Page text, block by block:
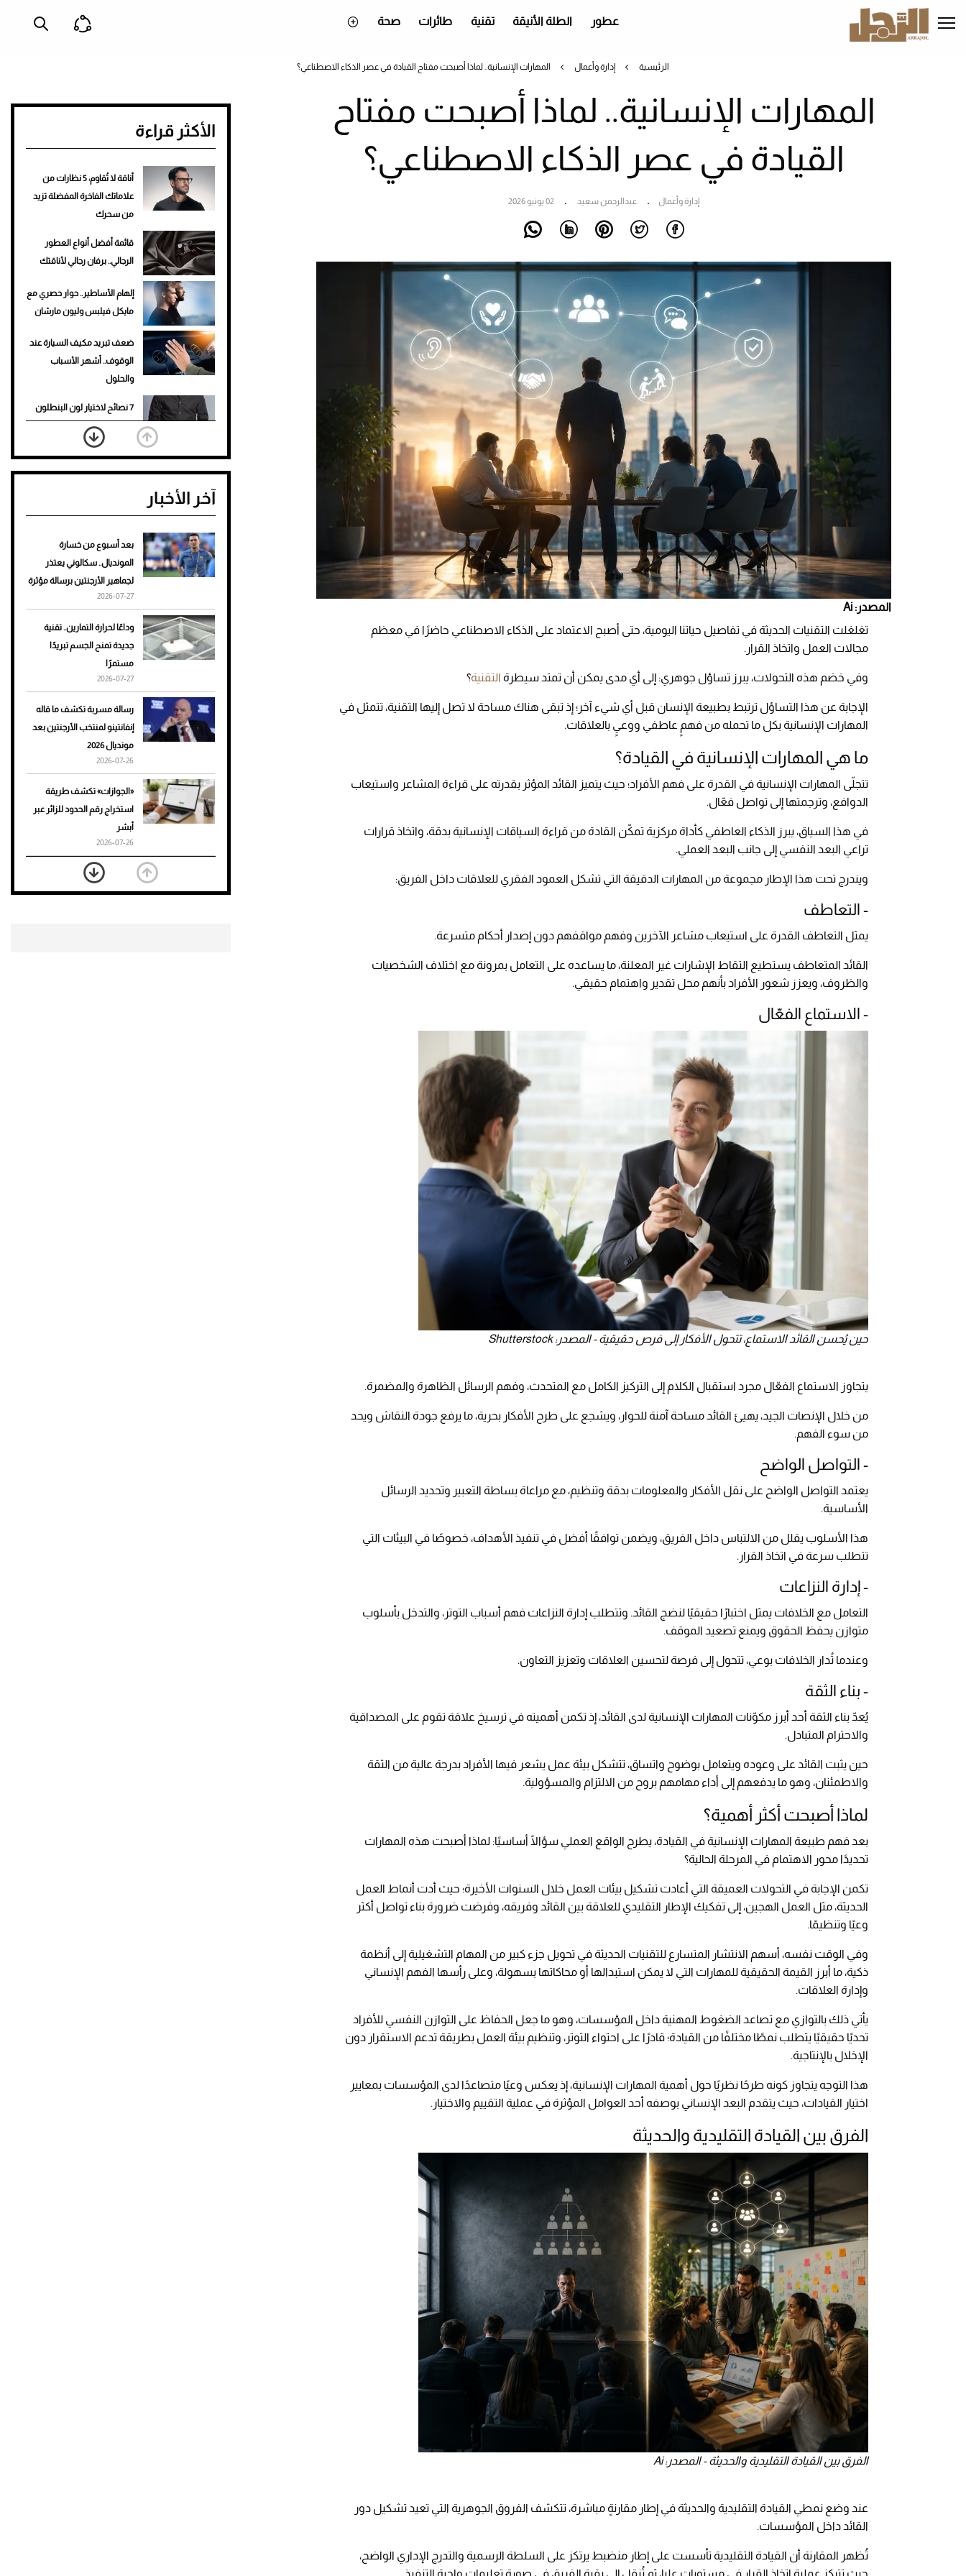
إلى
المحتوى
عطور الطلة الأنيقة تقنية طائرات صحة
الرئيسية إدارة وأعمال المهارات الإنسانية.. لماذا أصبحت مفتاح القيادة في عصر الذكاء الاصطناعي؟
المهارات الإنسانية.. لماذا أصبحت مفتاح
القيادة في عصر الذكاء الاصطناعي؟
إدارة وأعمال عبدالرحمن سعيد 02 يونيو 2026
المصدر: Ai
تغلغلت التقنيات الحديثة في تفاصيل حياتنا اليومية، حتى أصبح الاعتماد على الذكاء الاصطناعي حاضرًا في معظم
مجالات العمل واتخاذ القرار.
وفي خضم هذه التحولات، يبرز تساؤل جوهري: إلى أي مدى يمكن أن تمتد سيطرة التقنية؟
الإجابة عن هذا التساؤل ترتبط بطبيعة الإنسان قبل أي شيء آخر؛ إذ تبقى هناك مساحة لا تصل إليها التقنية، تتمثل في
المهارات الإنسانية بكل ما تحمله من فهمٍ عاطفي ووعيٍ بالعلاقات.
ما هي المهارات الإنسانية في القيادة؟
تتجلّى المهارات الإنسانية في القدرة على فهم الأفراد؛ حيث يتميز القائد المؤثر بقدرته على قراءة المشاعر واستيعاب
الدوافع، وترجمتها إلى تواصل فعّال.
في هذا السياق، يبرز الذكاء العاطفي كأداة مركزية تمكّن القادة من قراءة السياقات الإنسانية بدقة، واتخاذ قرارات
تراعي البعد النفسي إلى جانب البعد العملي.
ويندرج تحت هذا الإطار مجموعة من المهارات الدقيقة التي تشكل العمود الفقري للعلاقات داخل الفريق:
- التعاطف
يمثل التعاطف القدرة على استيعاب مشاعر الآخرين وفهم مواقفهم دون إصدار أحكام متسرعة.
القائد المتعاطف يستطيع التقاط الإشارات غير المعلنة، ما يساعده على التعامل بمرونة مع اختلاف الشخصيات
والظروف، ويعزز شعور الأفراد بأنهم محل تقدير واهتمام حقيقي.
- الاستماع الفعّال
حين يُحسن القائد الاستماع، تتحول الأفكار إلى فرص حقيقية - المصدر: Shutterstock
يتجاوز الاستماع الفعّال مجرد استقبال الكلام إلى التركيز الكامل مع المتحدث، وفهم الرسائل الظاهرة والمضمرة.
من خلال الإنصات الجيد، يهيئ القائد مساحة آمنة للحوار، ويشجع على طرح الأفكار بحرية، ما يرفع جودة النقاش ويحد
من سوء الفهم.
- التواصل الواضح
يعتمد التواصل الواضح على نقل الأفكار والمعلومات بدقة وتنظيم، مع مراعاة بساطة التعبير وتحديد الرسائل
الأساسية.
هذا الأسلوب يقلل من الالتباس داخل الفريق، ويضمن توافقًا أفضل في تنفيذ الأهداف، خصوصًا في البيئات التي
تتطلب سرعة في اتخاذ القرار.
- إدارة النزاعات
التعامل مع الخلافات يمثل اختبارًا حقيقيًا لنضج القائد. وتتطلب إدارة النزاعات فهم أسباب التوتر، والتدخل بأسلوب
متوازن يحفظ الحقوق ويمنع تصعيد الموقف.
وعندما تُدار الخلافات بوعي، تتحول إلى فرصة لتحسين العلاقات وتعزيز التعاون.
- بناء الثقة
يُعدّ بناء الثقة أحد أبرز مكوّنات المهارات الإنسانية لدى القائد، إذ تكمن أهميته في ترسيخ علاقة تقوم على المصداقية
والاحترام المتبادل.
حين يثبت القائد على وعوده ويتعامل بوضوح واتساق، تتشكل بيئة عمل يشعر فيها الأفراد بدرجة عالية من الثقة
والاطمئنان، وهو ما يدفعهم إلى أداء مهامهم بروح من الالتزام والمسؤولية.
لماذا أصبحت أكثر أهمية؟
بعد فهم طبيعة المهارات الإنسانية في القيادة، يطرح الواقع العملي سؤالًا أساسيًا: لماذا أصبحت هذه المهارات
تحديدًا محور الاهتمام في المرحلة الحالية؟
تكمن الإجابة في التحولات العميقة التي أعادت تشكيل بيئات العمل خلال السنوات الأخيرة؛ حيث أدت أنماط العمل
الحديثة، مثل العمل الهجين، إلى تفكيك الإطار التقليدي للعلاقة بين القائد وفريقه، وفرضت ضرورة بناء تواصل أكثر
وعيًا وتنظيمًا.
وفي الوقت نفسه، أسهم الانتشار المتسارع للتقنيات الحديثة في تحويل جزء كبير من المهام التشغيلية إلى أنظمة
ذكية، ما أبرز القيمة الحقيقية للمهارات التي لا يمكن استبدالها أو محاكاتها بسهولة، وعلى رأسها الفهم الإنساني
وإدارة العلاقات.
يأتي ذلك بالتوازي مع تصاعد الضغوط المهنية داخل المؤسسات، وهو ما جعل الحفاظ على التوازن النفسي للأفراد
تحديًا حقيقيًا يتطلب نمطًا مختلفًا من القيادة؛ قادرًا على احتواء التوتر، وتنظيم بيئة العمل بطريقة تدعم الاستقرار دون
الإخلال بالإنتاجية.
هذا التوجه يتجاوز كونه طرحًا نظريًا حول أهمية المهارات الإنسانية، إذ يعكس وعيًا متصاعدًا لدى المؤسسات بمعايير
اختيار القيادات، حيث يتقدم البعد الإنساني بوصفه أحد العوامل المؤثرة في عملية التقييم والاختيار.
الفرق بين القيادة التقليدية والحديثة
الفرق بين القيادة التقليدية والحديثة - المصدر: Ai
عند وضع نمطي القيادة التقليدية والحديثة في إطار مقارنةٍ مباشرة، تتكشف الفروق الجوهرية التي تعيد تشكيل دور
القائد داخل المؤسسات.
تُظهر المقارنة أن القيادة التقليدية تأسست على إطار منضبط يرتكز على السلطة الرسمية والتدرج الإداري الواضح،
الأكثر قراءة
أناقة لا تُقاوم: 5 نظارات من
علاماتك الفاخرة المفضلة تزيد
من سحرك
قائمة أفضل أنواع العطور
الرجالي.. برفان رجالي لأناقتك
إلهام الأساطير.. حوار حصري مع
مايكل فيلبس وليون مارشان
ضعف تبريد مكيف السيارة عند
الوقوف.. أشهر الأسباب
والحلول
7 نصائح لاختيار لون البنطلون
المناسب للقميص الأسود
نرى المستقبل من خلال
تصميماتنا.. كيف حجزت 1886
تمنحك فخامة استثنائية
هوى الأبطال
أفضل تدريج للشعر الطويل
لإطلالة جريئة وعصرية
للرجال
آخر الأخبار
بعد أسبوع من خسارة
المونديال.. سكالوني يعتذر
لجماهير الأرجنتين برسالة مؤثرة
2026-07-27
وداعًا لحرارة التمارين.. تقنية
جديدة تمنح الجسم تبريدًا
مستمرًا
2026-07-27
رسالة مسربة تكشف ما قاله
إنفانتينو لمنتخب الأرجنتين بعد
مونديال 2026
2026-07-26
«الجوازات» تكشف طريقة
استخراج رقم الحدود للزائر عبر
أبشر
2026-07-26
بعد 7 أشهر من تعرضه لحادث
مروع.. جوشوا يفوز على برينغا